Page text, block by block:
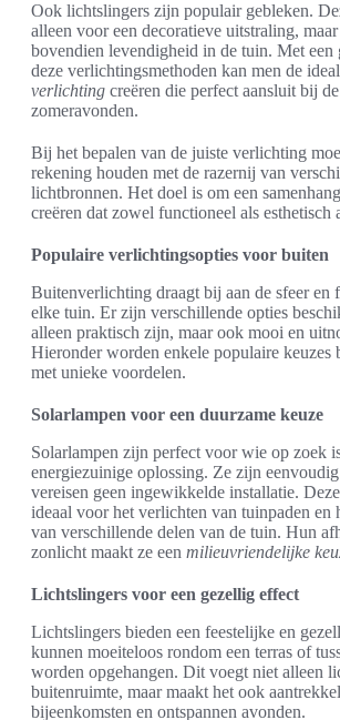
Ook lichtslingers zijn populair gebleken.
alleen voor een decoratieve uitstraling,
bovendien levendigheid in de tuin. Met een
deze verlichtingsmethoden kan men de
verlichting creëren die perfect aansluit bij
zomeravonden.
Bij het bepalen van de juiste verlichting
rekening houden met de razernij van
lichtbronnen. Het doel is om een
creëren dat zowel functioneel als esthetisch
Populaire verlichtingsopties voor buiten
Buitenverlichting draagt bij aan de sfeer en
elke tuin. Er zijn verschillende opties
alleen praktisch zijn, maar ook mooi en
Hieronder worden enkele populaire keuzes
met unieke voordelen.
Solarlampen voor een duurzame keuze
Solarlampen zijn perfect voor wie op zoek
energiezuinige oplossing. Ze zijn eenvoudig
vereisen geen ingewikkelde installatie.
ideaal voor het verlichten van tuinpaden en
van verschillende delen van de tuin. Hun
zonlicht maakt ze een milieuvriendelijke
Lichtslingers voor een gezellig effect
Lichtslingers bieden een feestelijke en
kunnen moeiteloos rondom een terras of
worden opgehangen. Dit voegt niet alleen
buitenruimte, maar maakt het ook
bijeenkomsten en ontspannen avonden.